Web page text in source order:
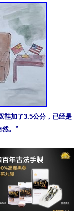
鞋加了3.5公分，已经是
然。”